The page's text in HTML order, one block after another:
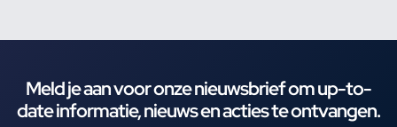
Meld je aan voor onze nieuwsbrief om up-to-
date informatie, nieuws en acties te ontvangen.